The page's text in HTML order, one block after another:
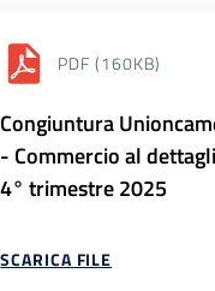
PDF (160KB)
Congiuntura
- Commercio al
4° trimestre 2025
SCARICA FILE